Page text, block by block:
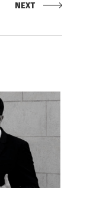
NEXT